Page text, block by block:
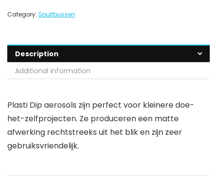
Category: Spuitbussen
Description
Additional information
Plasti Dip aerosols zijn perfect voor kleinere doe-
het-zelfprojecten. Ze produceren een matte
afwerking rechtstreeks uit het blik en zijn zeer
gebruiksvriendelijk.